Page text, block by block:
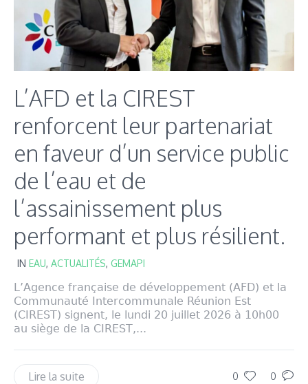
L’AFD et la CIREST
renforcent leur partenariat
en faveur d’un service public
de l’eau et de
l’assainissement plus
performant et plus résilient.
IN EAU, ACTUALITÉS, GEMAPI
L’Agence française de développement (AFD) et la
Communauté Intercommunale Réunion Est
(CIREST) signent, le lundi 20 juillet 2026 à 10h00
au siège de la CIREST,...
0 0
Lire la suite